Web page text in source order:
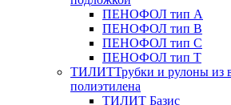
ПЕНОФОЛ тип А
ПЕНОФОЛ тип B
ПЕНОФОЛ тип C
ПЕНОФОЛ тип T
ТИЛИТТрубки и рулоны из
полиэтилена
ТИЛИТ Базис